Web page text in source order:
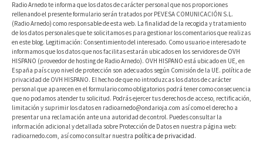
Radio Arnedo te informa que los datos de carácter personal que nos proporciones
rellenando el presente formulario serán tratados por PEVESA COMUNICACIÓN S.L.
(Radio Arnedo) como responsable de esta web. La finalidad de la recogida y tratamiento
de los datos personales que te solicitamos es para gestionar los comentarios que realizas
en este blog. Legitimación: Consentimiento del interesado. Como usuario e interesado te
informamos que los datos que nos facilitas estarán ubicados en los servidores de OVH
HISPANO (proveedor de hosting de Radio Arnedo). OVH HISPANO está ubicado en UE, en
España país cuyo nivel de protección son adecuados según Comisión de la UE. política de
privacidad de OVH HISPANO. El hecho de que no introduzcas los datos de carácter
personal que aparecen en el formulario como obligatorios podrá tener como consecuencia
que no podamos atender tu solicitud. Podrás ejercer tus derechos de acceso, rectificación,
limitación y suprimir los datos en radioarnedo@ondarioja.com así como el derecho a
presentar una reclamación ante una autoridad de control. Puedes consultar la
información adicional y detallada sobre Protección de Datos en nuestra página web:
radioarnedo.com, así como consultar nuestra política de privacidad.